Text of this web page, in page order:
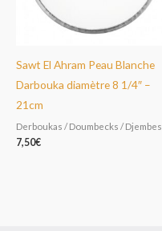
Sawt El Ahram Peau Blanche
Darbouka diamètre 8 1/4″ –
21cm
Derboukas / Doumbecks / Djembes
7,50€